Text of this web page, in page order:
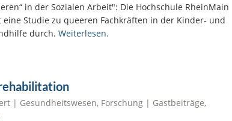
in der Sozialen Arbeit": Die Hochschule RheinMain
Studie zu queeren Fachkräften in der Kinder- und
durch. Weiterlesen.
| Gesundheitswesen, Forschung | Gastbeiträge,